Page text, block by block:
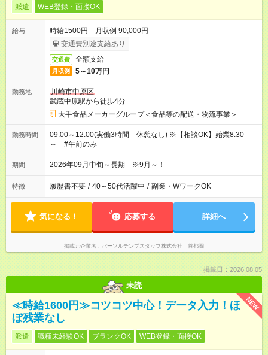
派遣 WEB登録・面接OK
給与
時給1500円 月収例 90,000円
交通費別途支給あり
交通費 全額支給
月収例 5～10万円
勤務地
川崎市中原区
武蔵中原駅から徒歩4分
大手食品メーカーグループ＜食品等の配送・物流事業＞
勤務時間
09:00～12:00(実働3時間 休憩なし) ※【相談OK】始業8:30
～ #午前のみ
期間 2026年09月中旬～長期 ※9月～！
特徴 履歴書不要 / 40～50代活躍中 / 副業・WワークOK
気になる！ 応募する 詳細へ
掲載元企業名 パーソルテンプスタッフ株式会社 首都圏
掲載日：2026.08.05
未読
NEW
≪時給1600円≫コツコツ中心！データ入力！ほ
ぼ残業なし
派遣 職種未経験OK ブランクOK WEB登録・面接OK